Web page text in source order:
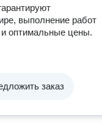
выполнение работ
оптимальные цены.
заказ